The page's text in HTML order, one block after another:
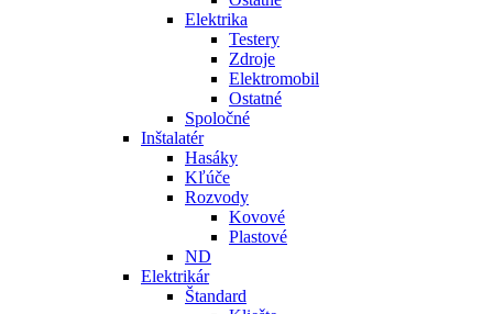
Elektrika
Testery
Zdroje
Elektromobil
Ostatné
Spoločné
Inštalatér
Hasáky
Kľúče
Rozvody
Kovové
Plastové
ND
Elektrikár
Štandard